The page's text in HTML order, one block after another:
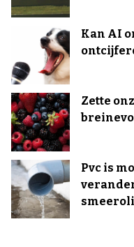
Kan AI
Zette
Pvc is